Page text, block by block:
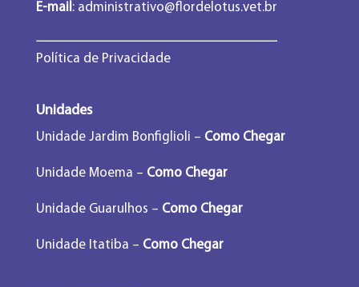
E-mail:administrativo@flordelotus.vet.br
Política de Privacidade
Unidades
Unidade Jardim Bonfiglioli – Como Chegar
Unidade Moema – Como Chegar
Unidade Guarulhos – Como Chegar
Unidade Itatiba – Como Chegar